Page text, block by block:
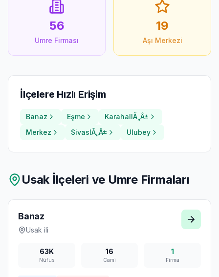
56
Umre Firması
19
Aşı Merkezi
İlçelere Hızlı Erişim
Banaz Eşme
KarahallÃ„Â±
Merkez
SivaslÃ„Â± Ulubey
Usakİlçeleri ve Umre Firmaları
Banaz
Usak ili
63K
Nüfus
16
Cami
1
Firma